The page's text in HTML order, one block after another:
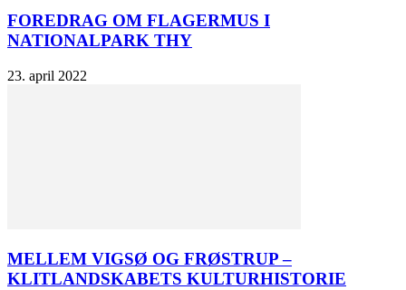
FOREDRAG OM FLAGERMUS I
NATIONALPARK THY
23. april 2022
MELLEM VIGSØ OG FRØSTRUP –
KLITLANDSKABETS KULTURHISTORIE